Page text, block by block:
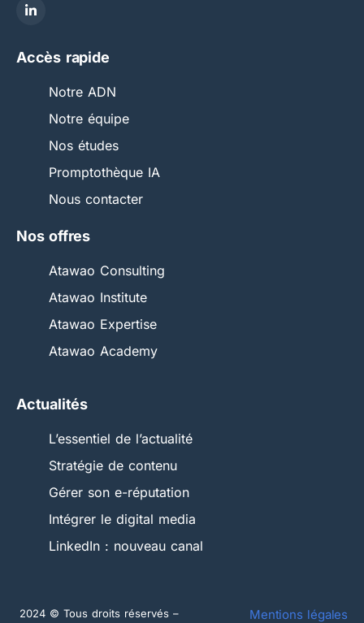
Accès rapide
Notre ADN
Notre équipe
Nos études
Promptothèque IA
Nous contacter
Nos offres
Atawao Consulting
Atawao Institute
Atawao Expertise
Atawao Academy
Actualités
L’essentiel de l’actualité
Stratégie de contenu
Gérer son e-réputation
Intégrer le digital media
LinkedIn : nouveau canal
2024 © Tous droits réservés –
Mentions légales